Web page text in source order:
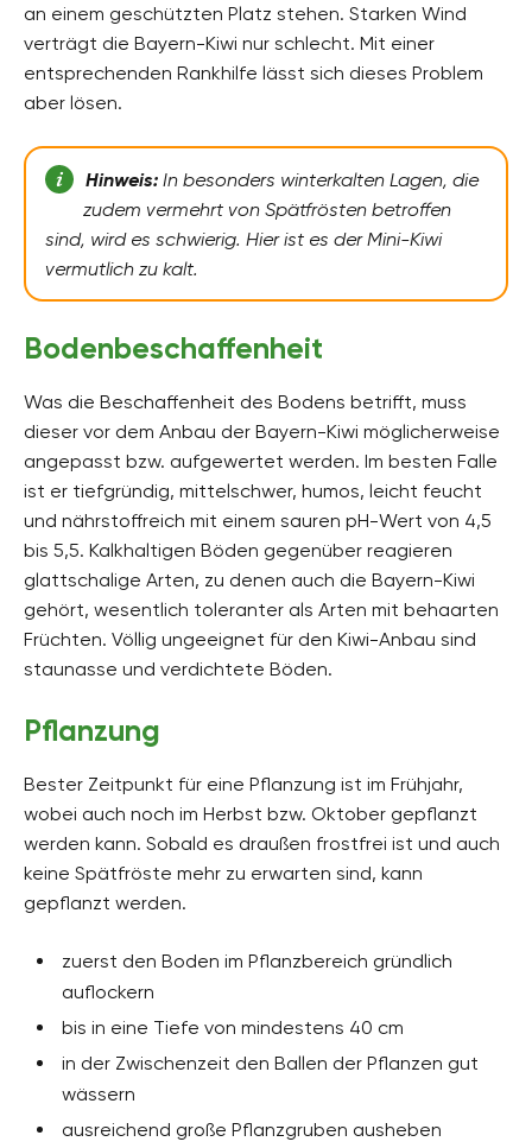
an einem geschützten Platz stehen. Starken Wind
verträgt die Bayern-Kiwi nur schlecht. Mit einer
entsprechenden Rankhilfe lässt sich dieses Problem
aber lösen.
Hinweis: In besonders winterkalten Lagen, die
zudem vermehrt von Spätfrösten betroffen
sind, wird es schwierig. Hier ist es der Mini-Kiwi
vermutlich zu kalt.
Bodenbeschaffenheit
Was die Beschaffenheit des Bodens betrifft, muss
dieser vor dem Anbau der Bayern-Kiwi möglicherweise
angepasst bzw. aufgewertet werden. Im besten Falle
ist er tiefgründig, mittelschwer, humos, leicht feucht
und nährstoffreich mit einem sauren pH-Wert von 4,5
bis 5,5. Kalkhaltigen Böden gegenüber reagieren
glattschalige Arten, zu denen auch die Bayern-Kiwi
gehört, wesentlich toleranter als Arten mit behaarten
Früchten. Völlig ungeeignet für den Kiwi-Anbau sind
staunasse und verdichtete Böden.
Pflanzung
Bester Zeitpunkt für eine Pflanzung ist im Frühjahr,
wobei auch noch im Herbst bzw. Oktober gepflanzt
werden kann. Sobald es draußen frostfrei ist und auch
keine Spätfröste mehr zu erwarten sind, kann
gepflanzt werden.
zuerst den Boden im Pflanzbereich gründlich
auflockern
bis in eine Tiefe von mindestens 40 cm
in der Zwischenzeit den Ballen der Pflanzen gut
wässern
ausreichend große Pflanzgruben ausheben